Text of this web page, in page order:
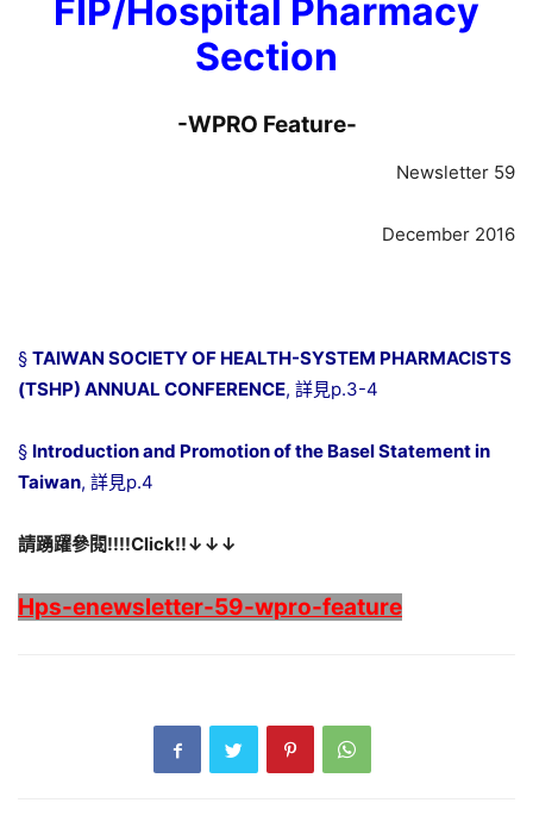
FIP/Hospital Pharmacy
Section
-WPRO Feature-
Newsletter 59
December 2016
§ TAIWAN SOCIETY OF HEALTH-SYSTEM PHARMACISTS
(TSHP) ANNUAL CONFERENCE, 詳見p.3-4
§ Introduction and Promotion of the Basel Statement in
Taiwan, 詳見p.4
請踴躍參閱!!!!Click!!↓↓↓
Hps-enewsletter-59-wpro-feature